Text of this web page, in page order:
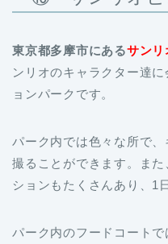
東京都多摩市にあるサンリ
ョンパークです。
パーク内では色々な所で
ションもたくさんあり、1
パーク内のフードコート
いいだけではなく味も絶